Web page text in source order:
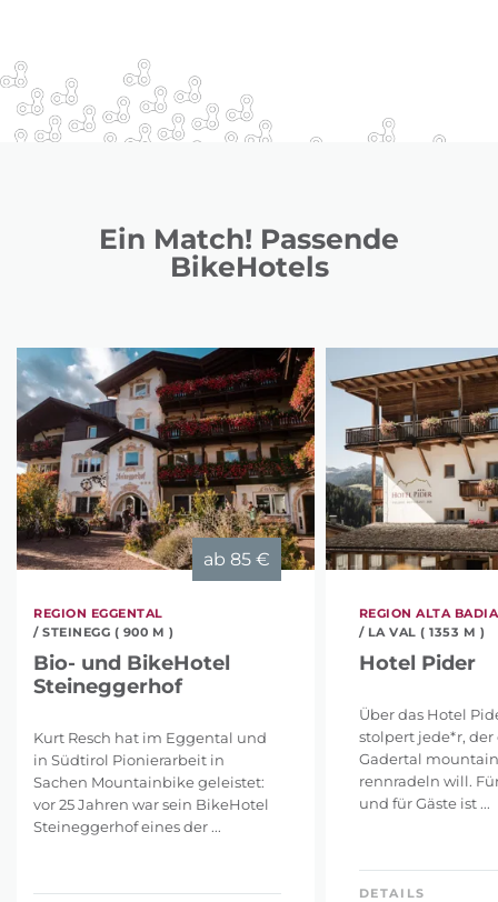
Ein Match! Passende
BikeHotels
ab 85 €
REGION EGGENTAL
/ STEINEGG ( 900 M )
Bio- und BikeHotel
Steineggerhof
Kurt Resch hat im Eggental und
in Südtirol Pionierarbeit in
Sachen Mountainbike geleistet:
vor 25 Jahren war sein BikeHotel
Steineggerhof eines der ...
REGION ALTA BADIA
/ LA VAL ( 1353 M )
Hotel Pider
Über das Hotel
stolpert jede*r,
Gadertal
rennradeln will.
und für Gäste ist ...
DETAILS